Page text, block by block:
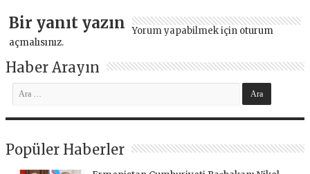
Bir yanıt yazın Yorum yapabilmek için oturum
açmalısınız.
Haber Arayın
Popüler Haberler